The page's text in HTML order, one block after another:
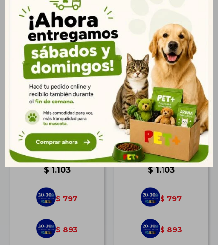
Productos que te pueden interesar
Pretal + Correa Austra
Crush
$ 1.103
$ 797
$ 893
Pretal + Correa Teddy
Evolution
$ 1.103
$ 797
$ 893